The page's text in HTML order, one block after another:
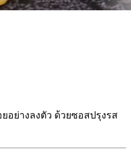
อย่างลงตัว ด้วยซอสปรุงรส